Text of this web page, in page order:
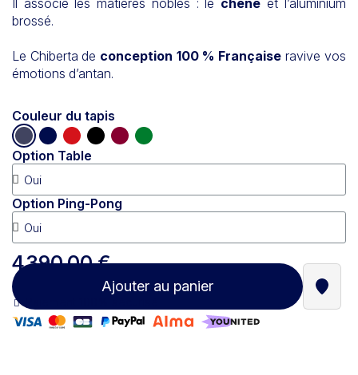
Il associe les matières nobles : le chêne et l’aluminium
brossé.
Le Chiberta de conception 100 % Française ravive vos
émotions d’antan.
Couleur du tapis
Option Table
Option Ping-Pong
4 390,00 €
Ajouter au panier